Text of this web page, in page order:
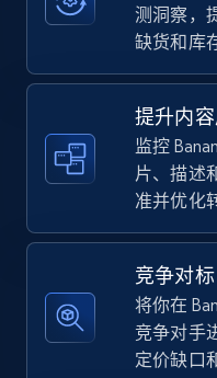
TikTok Shop -
by keywords search
URL, Title, Available,
price, Final price,
5.4K+ 668+
测洞察，
缺货和库
提升内
监控
片、描述
准并优化
竞争对标
将你在
竞争对手
定价缺口